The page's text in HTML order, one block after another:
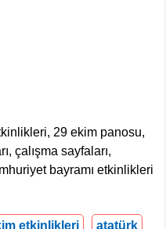
29 ekim panosu,
çalışma sayfaları,
bayramı etkinlikleri
etkinlikleri atatürk